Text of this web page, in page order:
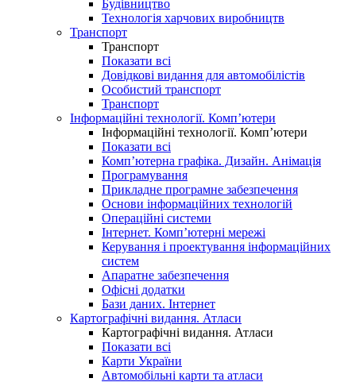
Будівництво
Технологія харчових виробництв
Транспорт
Транспорт
Показати всі
Довідкові видання для автомобілістів
Особистий транспорт
Транспорт
Інформаційні технології. Комп’ютери
Інформаційні технології. Комп’ютери
Показати всі
Комп’ютерна графіка. Дизайн. Анімація
Програмування
Прикладне програмне забезпечення
Основи інформаційних технологій
Операційні системи
Інтернет. Комп’ютерні мережі
Керування і проектування інформаційних
систем
Апаратне забезпечення
Офісні додатки
Бази даних. Інтернет
Картографічні видання. Атласи
Картографічні видання. Атласи
Показати всі
Карти України
Автомобільні карти та атласи